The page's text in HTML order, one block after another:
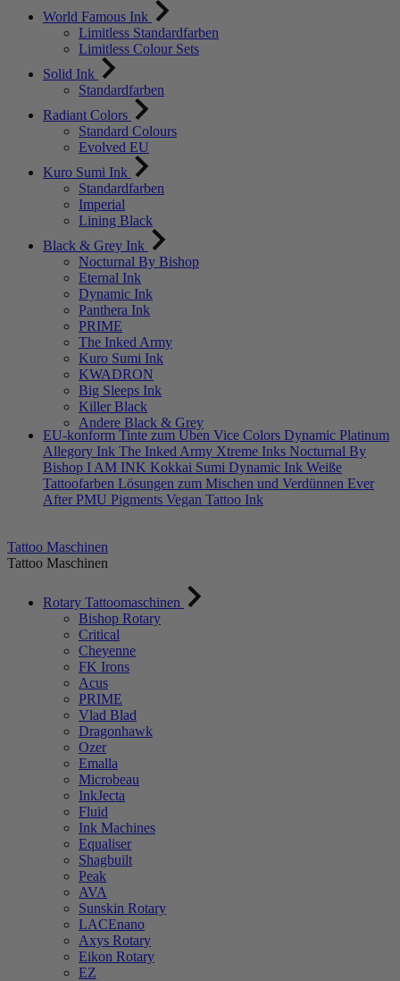
World Famous Ink
Limitless Standardfarben
Limitless Colour Sets
Solid Ink
Standardfarben
Radiant Colors
Standard Colours
Evolved EU
Kuro Sumi Ink
Standardfarben
Imperial
Lining Black
Black & Grey Ink
Nocturnal By Bishop
Eternal Ink
Dynamic Ink
Panthera Ink
PRIME
The Inked Army
Kuro Sumi Ink
KWADRON
Big Sleeps Ink
Killer Black
Andere Black & Grey
EU-konform Tinte zum Üben Vice Colors Dynamic Platinum
Allegory Ink The Inked Army Xtreme Inks Nocturnal By
Bishop I AM INK Kokkai Sumi Dynamic Ink Weiße
Tattoofarben Lösungen zum Mischen und Verdünnen Ever
After PMU Pigments Vegan Tattoo Ink
Tattoo Maschinen
Tattoo Maschinen
Rotary Tattoomaschinen
Bishop Rotary
Critical
Cheyenne
FK Irons
Acus
PRIME
Vlad Blad
Dragonhawk
Ozer
Emalla
Microbeau
InkJecta
Fluid
Ink Machines
Equaliser
Shagbuilt
Peak
AVA
Sunskin Rotary
LACEnano
Axys Rotary
Eikon Rotary
EZ